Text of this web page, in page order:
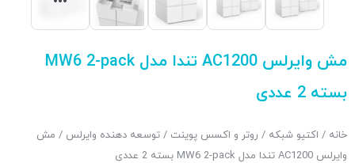
مش وایرلس AC1200 تندا مدل MW6 2-pack
بسته 2 عددی
خانه / اکتیو شبکه / روتر و اکسس پوینت / توسعه دهنده وایرلس / مش
وایرلس AC1200 تندا مدل MW6 2-pack بسته 2 عددی